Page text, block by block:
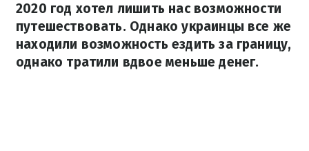
2020 год хотел лишить нас возможности
путешествовать. Однако украинцы все же
находили возможность ездить за границу,
однако тратили вдвое меньше денег.